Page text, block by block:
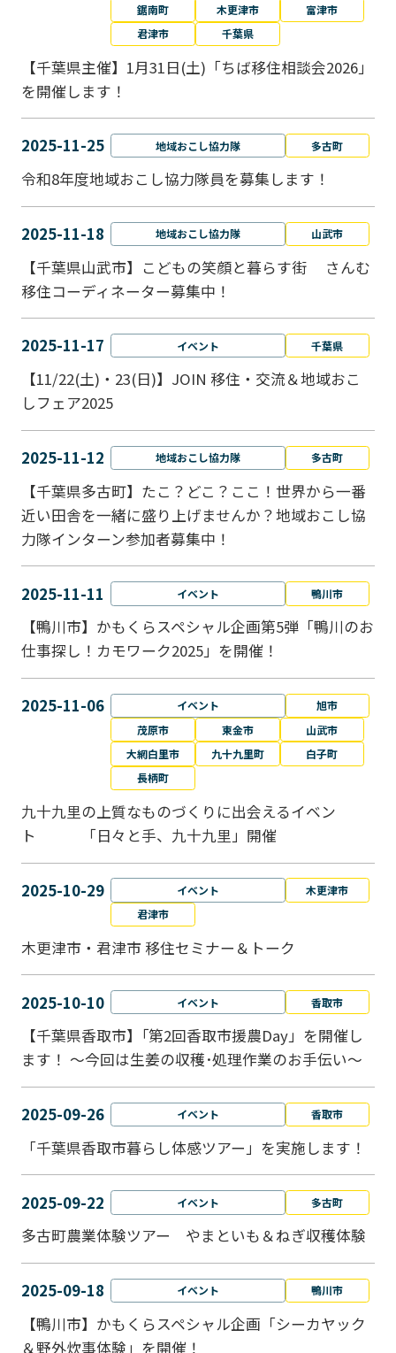
鋸南町
木更津市
富津市
君津市
千葉県
【千葉県主催】1月31日(土)「ちば移住相談会2026」
を開催します！
2025-11-25 地域おこし協力隊 多古町
令和8年度地域おこし協力隊員を募集します！
2025-11-18 地域おこし協力隊 山武市
【千葉県山武市】こどもの笑顔と暮らす街 さんむ
移住コーディネーター募集中！
2025-11-17 イベント 千葉県
【11/22(土)・23(日)】JOIN 移住・交流＆地域おこ
しフェア2025
2025-11-12 地域おこし協力隊 多古町
【千葉県多古町】たこ？どこ？ここ！世界から一番
近い田舎を一緒に盛り上げませんか？地域おこし協
力隊インターン参加者募集中！
2025-11-11 イベント 鴨川市
【鴨川市】かもくらスペシャル企画第5弾「鴨川のお
仕事探し！カモワーク2025」を開催！
2025-11-06 イベント
旭市
茂原市
東金市
山武市
大網白里市
九十九里町
白子町
長柄町
九十九里の上質なものづくりに出会えるイベン
ト 「日々と手、九十九里」開催
2025-10-29 イベント
木更津市
君津市
木更津市・君津市 移住セミナー＆トーク
2025-10-10 イベント 香取市
【千葉県香取市】｢第2回香取市援農Day」を開催し
ます！ ～今回は生姜の収穫･処理作業のお手伝い～
2025-09-26 イベント 香取市
「千葉県香取市暮らし体感ツアー」を実施します！
2025-09-22 イベント 多古町
多古町農業体験ツアー やまといも＆ねぎ収穫体験
2025-09-18 イベント 鴨川市
【鴨川市】かもくらスペシャル企画「シーカヤック
＆野外炊事体験」を開催！